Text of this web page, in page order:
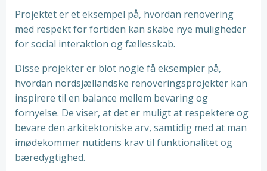
Projektet er et eksempel på, hvordan renovering
med respekt for fortiden kan skabe nye muligheder
for social interaktion og fællesskab.
Disse projekter er blot nogle få eksempler på,
hvordan nordsjællandske renoveringsprojekter kan
inspirere til en balance mellem bevaring og
fornyelse. De viser, at det er muligt at respektere og
bevare den arkitektoniske arv, samtidig med at man
imødekommer nutidens krav til funktionalitet og
bæredygtighed.